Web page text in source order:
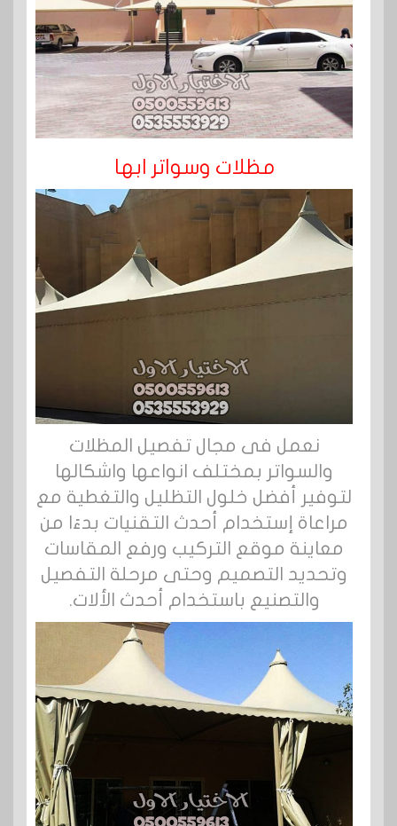
مظلات وسواتر ابها
نعمل فى مجال تفصيل المظلات
والسواتر بمختلف انواعها واشكالها
لتوفير أفضل خلول التظليل والتغطية مع
مراعاة إستخدام أحدث التقنيات بدءًا من
معاينة موقع التركيب ورفع المقاسات
وتحديد التصميم وحتى مرحلة التفصيل
والتصنيع باستخدام أحدث الألات.